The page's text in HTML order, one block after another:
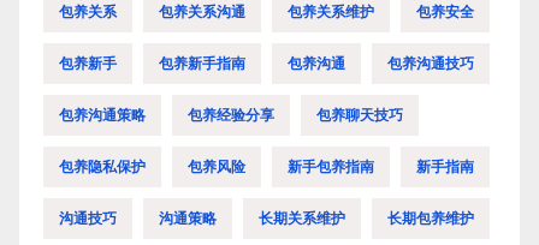
包养关系 包养关系沟通 包养关系维护 包养安全
包养新手 包养新手指南 包养沟通 包养沟通技巧
包养沟通策略 包养经验分享 包养聊天技巧
包养隐私保护 包养风险 新手包养指南 新手指南
沟通技巧 沟通策略 长期关系维护 长期包养维护